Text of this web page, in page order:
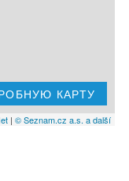
КАРТУ
| © Seznam.cz a.s. a další